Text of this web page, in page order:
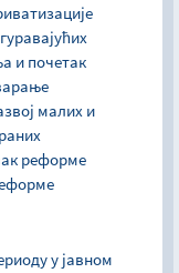
и почетак
малих и
реформе
у јавном